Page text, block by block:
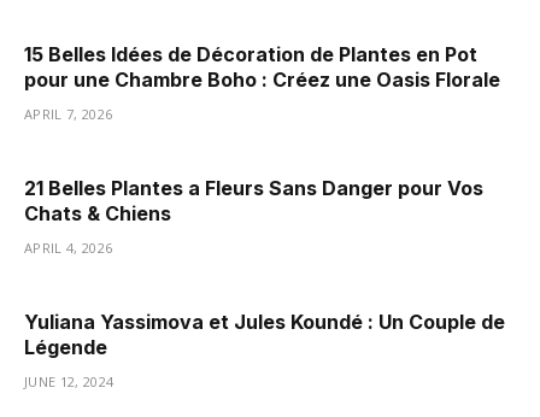
15 Belles Idées de Décoration de Plantes en Pot
pour une Chambre Boho : Créez une Oasis Florale
APRIL 7, 2026
21 Belles Plantes a Fleurs Sans Danger pour Vos
Chats & Chiens
APRIL 4, 2026
Yuliana Yassimova et Jules Koundé : Un Couple de
Légende
JUNE 12, 2024